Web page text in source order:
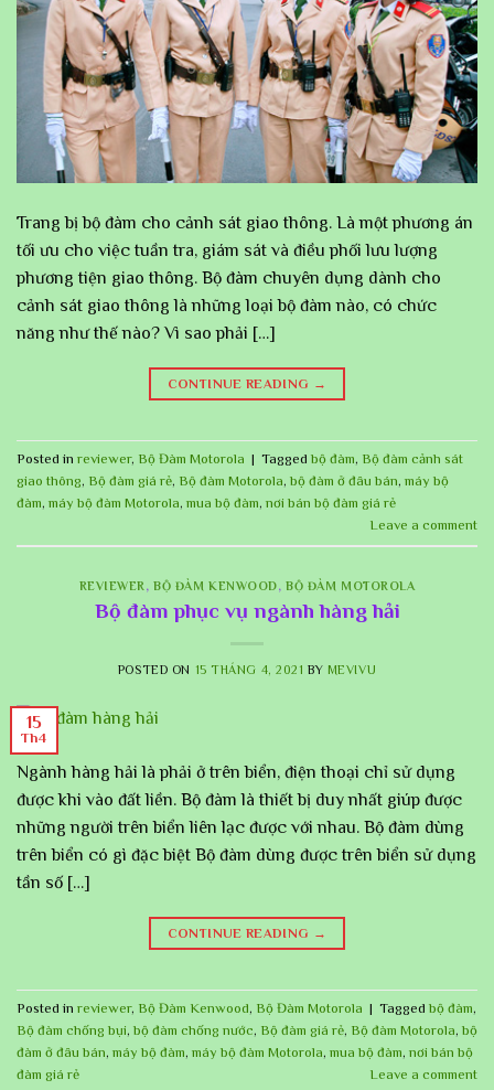
Trang bị bộ đàm cho cảnh sát giao thông. Là một phương án
tối ưu cho việc tuần tra, giám sát và điều phối lưu lượng
phương tiện giao thông. Bộ đàm chuyên dụng dành cho
cảnh sát giao thông là những loại bộ đàm nào, có chức
năng như thế nào? Vì sao phải […]
CONTINUE READING →
Posted in reviewer, Bộ Đàm Motorola | Tagged bộ đàm, Bộ đàm cảnh sát
giao thông, Bộ đàm giá rẻ, Bộ đàm Motorola, bộ đàm ở đâu bán, máy bộ
đàm, máy bộ đàm Motorola, mua bộ đàm, nơi bán bộ đàm giá rẻ
Leave a comment
REVIEWER ,BỘ ĐÀM KENWOOD,BỘ ĐÀM MOTOROLA
Bộ đàm phục vụ ngành hàng hải
POSTED ON 15 THÁNG 4, 2021 BY MEVIVU
15
Th4
Ngành hàng hải là phải ở trên biển, điện thoại chỉ sử dụng
được khi vào đất liền. Bộ đàm là thiết bị duy nhất giúp được
những người trên biển liên lạc được với nhau. Bộ đàm dùng
trên biển có gì đặc biệt Bộ đàm dùng được trên biển sử dụng
tần số […]
CONTINUE READING →
Posted in reviewer, Bộ Đàm Kenwood, Bộ Đàm Motorola | Tagged bộ đàm,
Bộ đàm chống bụi, bộ đàm chống nước, Bộ đàm giá rẻ, Bộ đàm Motorola, bộ
đàm ở đâu bán, máy bộ đàm, máy bộ đàm Motorola, mua bộ đàm, nơi bán bộ
đàm giá rẻ
Leave a comment